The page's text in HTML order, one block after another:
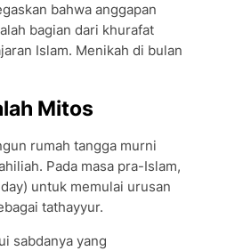
bahwa anggapan
bagian dari khurafat
Islam. Menikah di bulan
Mitos
rumah tangga murni
Pada masa pra-Islam,
untuk memulai urusan
tathayyur.
sabdanya yang